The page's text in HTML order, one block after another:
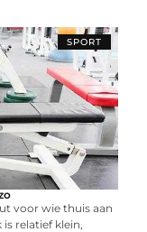
SPORT
voor wie thuis aan
relatief klein,